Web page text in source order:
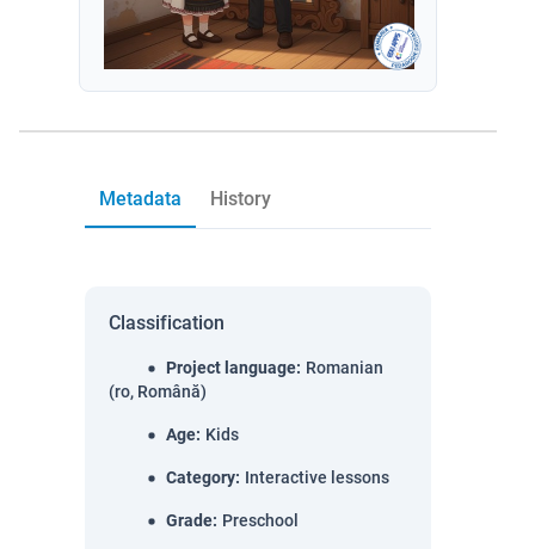
Metadata History
Classification
Project language: Romanian
(ro, Română)
Age: Kids
Category: Interactive lessons
Grade: Preschool